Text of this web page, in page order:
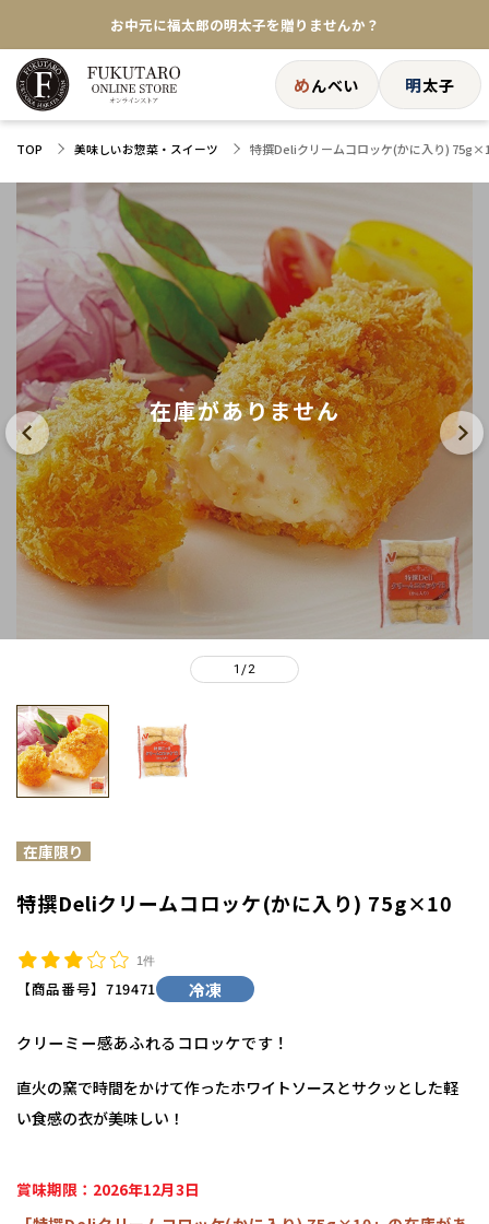
お中元に福太郎の明太子を贈りませんか？
★めんべい25周年記念商品が登場★
【色々な味を試したい方へ】ポストイン！めんべい
めんべい 明太子
TOP 美味しいお惣菜・スイーツ 特撰Deliクリームコロッケ(かに入り)
1 /2
特撰Deliクリームコロッケ(かに入り) 75g×10
1件
【商品番号】 719471 冷凍
クリーミー感あふれるコロッケです！
直火の窯で時間をかけて作ったホワイトソースとサクッとした軽
い食感の衣が美味しい！
賞味期限：2026年12月3日